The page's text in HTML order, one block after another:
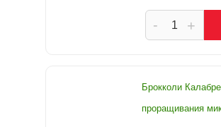
+
-
Брокколи
проращивания